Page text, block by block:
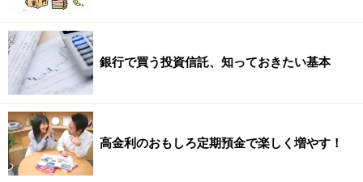
銀行で買う投資信託、知っておきたい基本
高金利のおもしろ定期預金で楽しく増やす！